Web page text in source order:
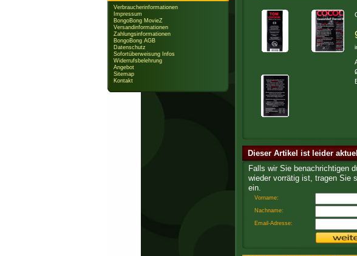
Dieser Artikel ist leider
Falls wir Sie benachrichtigen
wieder vorrätig ist, tragen Sie
ein.
Vorname:
Nachname:
Email-Adresse:
Verbraucherinformationen
Impressum
BongoBong MovieZ
Versandinformationen
Zahlungsinformationen
BongoBong AGB
Datenschutz
Sofortüberweisung Infos
Widerrufsbelehrung
Angebot
Sitemap
Kontakt